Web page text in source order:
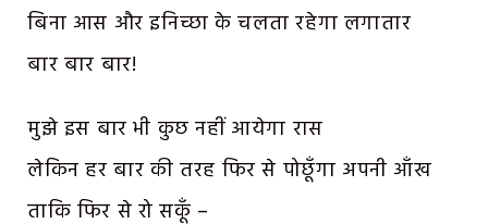
बिना आस और इनिच्छा के चलता रहेगा लगातार
बार बार बार!
मुझे इस बार भी कुछ नहीं आयेगा रास
लेकिन हर बार की तरह फिर से पोछूँगा अपनी आँख
ताकि फिर से रो सकूँ –